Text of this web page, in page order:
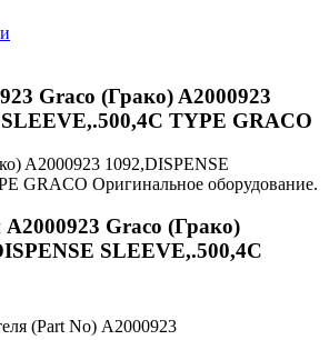
Graco (Грако) A2000923
TYPE GRACO
A2000923 1092,DISPENSE
GRACO Оригинальное оборудование.
Graco (Грако)
SLEEVE,.500,4C
(Part No) A2000923